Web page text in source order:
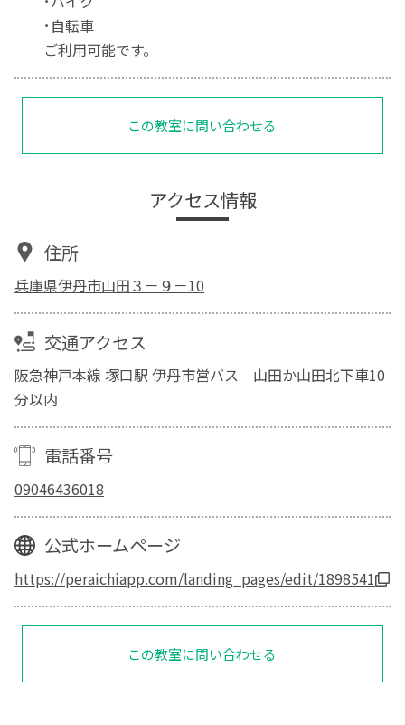
･自転車
ご利用可能です。
この教室に問い合わせる
アクセス情報
住所
兵庫県伊丹市山田３－９－10
交通アクセス
阪急神戸本線 塚口駅 伊丹市営バス 山田か山田北下車10
分以内
電話番号
09046436018
公式ホームページ
https://peraichiapp.com/landing_pages/edit/1898541
この教室に問い合わせる